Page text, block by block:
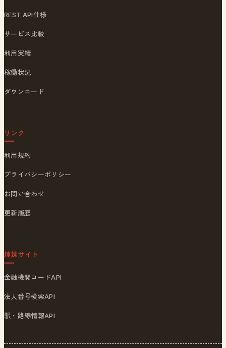
REST API仕様
サービス比較
利用実績
稼働状況
ダウンロード
リンク
利用規約
プライバシーポリシー
お問い合わせ
更新履歴
姉妹サイト
金融機関コードAPI
法人番号検索API
駅・路線情報API